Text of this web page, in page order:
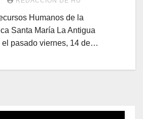
Humanos de la
Santa María La Antigua
el pasado viernes, 14 de…